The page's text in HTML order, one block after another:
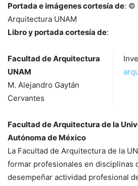
Portada e imágenes cortesía de: ©
Arquitectura UNAM
Libro y portada cortesía de:
Facultad de Arquitectura
UNAM
M. Alejandro Gaytán
Cervantes
Facultad de Arquitectura de la
Autónoma de México
La Facultad de Arquitectura de la
formar profesionales en disciplinas
desempeñar actividad profesional